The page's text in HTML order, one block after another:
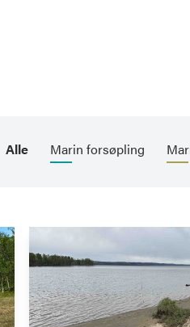
Alle Marin forsøpling